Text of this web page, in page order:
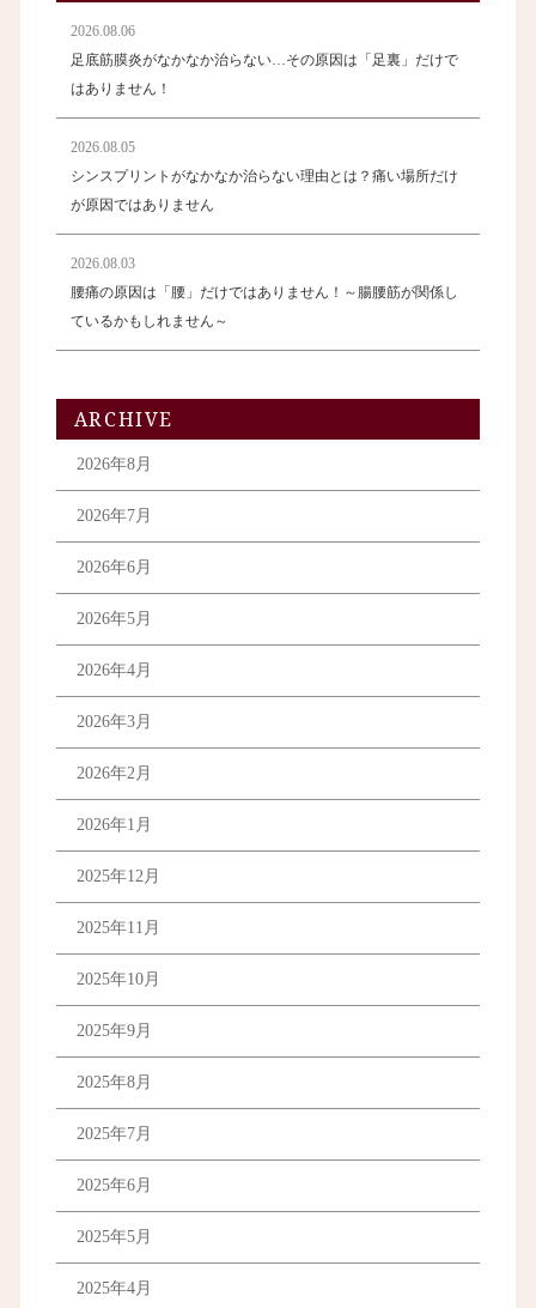
2026.08.06
足底筋膜炎がなかなか治らない…その原因は「足裏」だけで
はありません！
2026.08.05
シンスプリントがなかなか治らない理由とは？痛い場所だけ
が原因ではありません
2026.08.03
腰痛の原因は「腰」だけではありません！～腸腰筋が関係し
ているかもしれません～
ARCHIVE
2026年8月
2026年7月
2026年6月
2026年5月
2026年4月
2026年3月
2026年2月
2026年1月
2025年12月
2025年11月
2025年10月
2025年9月
2025年8月
2025年7月
2025年6月
2025年5月
2025年4月